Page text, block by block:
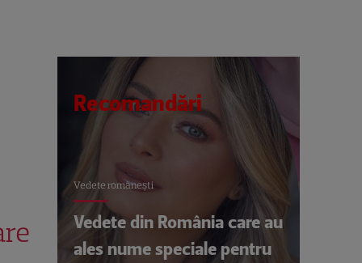
Recomandări
Vedete româneşti
Vedete din România care au
ales nume speciale pentru